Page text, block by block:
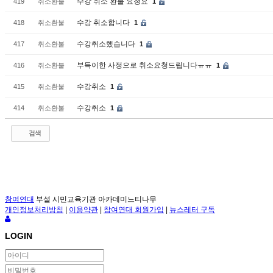
418 취소환불 수강 취소합니다 1
417 취소환불 수강취소했습니다 1
416 취소환불 부득이한 사정으로 취소요청드립니다ㅠㅠ 1
415 취소환불 수강취소 1
414 취소환불 수강취소 1
검색
참여연대 부설 시민교육기관 아카데미느티나무
개인정보처리방침 | 이용약관 | 참여연대 회원가입 | 뉴스레터 구독
LOGIN